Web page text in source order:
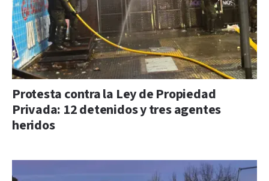
Protesta contra la Ley de Propiedad
Privada: 12 detenidos y tres agentes
heridos